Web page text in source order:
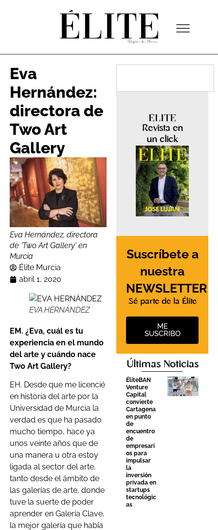
Eva
Hernández:
directora de
Two Art
Gallery
Eva Hernández, directora
de 'Two Art Gallery' en
Murcia
Élite Murcia
abril 1, 2020
EVA HERNÁNDEZ
EM. ¿Eva, cuál es tu
experiencia en el mundo
del arte y cuándo nace
Two Art Gallery?
EH. Desde que me licencié
en historia del arte por la
Universidad de Murcia la
verdad es que ha pasado
mucho tiempo, hace ya
unos veinte años que de
una manera u otra estoy
ligada al sector del arte,
tanto desde el ámbito de
las galerías de arte, donde
tuve la suerte de poder
aprender en Galería Clave,
la mejor galería que había
Revista en
un click
Suscríbete a
nuestra
NEWSLETTER
Sé parte de la Élite
ME
SUSCRIBO
Últimas Noticias
ÉliteBAN
Venture
Capital
convierte
Cartagena
en punto
de
encuentro
de
empresari
os para
impulsar
la
inversión
privada en
startups
tecnológic
as